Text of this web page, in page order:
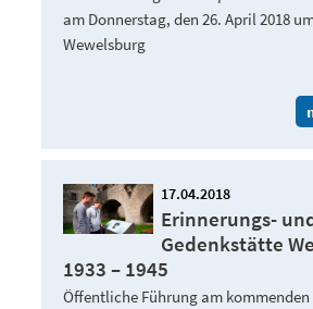
am Donnerstag, den 26. April 2018
Wewelsburg
17.04.2018
Erinnerungs-
Gedenkstätte
1933 – 1945
Öffentliche Führung am kommenden